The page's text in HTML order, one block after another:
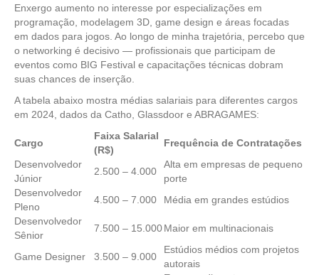
Enxergo aumento no interesse por especializações em
programação, modelagem 3D, game design e áreas focadas
em dados para jogos. Ao longo de minha trajetória, percebo que
o networking é decisivo — profissionais que participam de
eventos como BIG Festival e capacitações técnicas dobram
suas chances de inserção.
A tabela abaixo mostra médias salariais para diferentes cargos
em 2024, dados da Catho, Glassdoor e ABRAGAMES:
Cargo
Faixa Salarial
(R$)
Frequência de Contratações
Desenvolvedor
Júnior
2.500 – 4.000
Alta em empresas de pequeno
porte
Desenvolvedor
Pleno
4.500 – 7.000
Média em grandes estúdios
Desenvolvedor
Sênior
7.500 – 15.000Maior em multinacionais
Game Designer 3.500 – 9.000
Estúdios médios com projetos
autorais